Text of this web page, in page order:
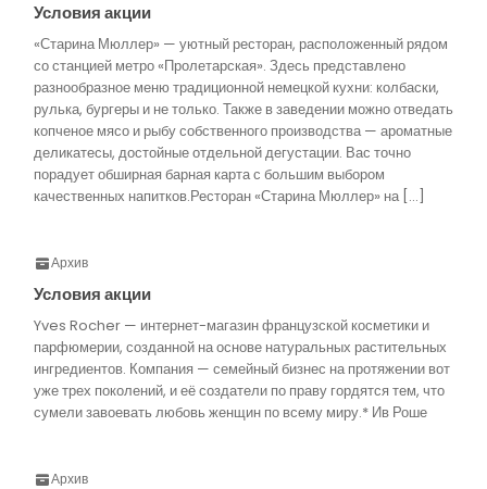
Условия акции
«Старина Мюллер» — уютный ресторан, расположенный рядом
со станцией метро «Пролетарская». Здесь представлено
разнообразное меню традиционной немецкой кухни: колбаски,
рулька, бургеры и не только. Также в заведении можно отведать
копченое мясо и рыбу собственного производства — ароматные
деликатесы, достойные отдельной дегустации. Вас точно
порадует обширная барная карта с большим выбором
качественных напитков.Ресторан «Старина Мюллер» на […]
Архив
Условия акции
Yves Rocher — интернет-магазин французской косметики и
парфюмерии, созданной на основе натуральных растительных
ингредиентов. Компания — семейный бизнес на протяжении вот
уже трех поколений, и её создатели по праву гордятся тем, что
сумели завоевать любовь женщин по всему миру.* Ив Роше
Архив